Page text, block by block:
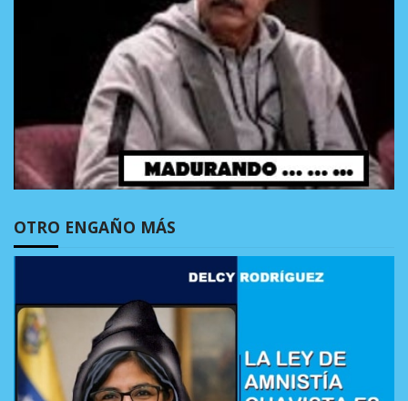
OTRO ENGAÑO MÁS